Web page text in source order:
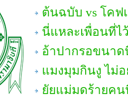
ต้นฉบับ vs โคฟ
นี่แหละเพื่อนที่ไ
อ้าปากรอขนา
แมงมุมกินงู ไม่
ยัยแม่มดร้ายคน